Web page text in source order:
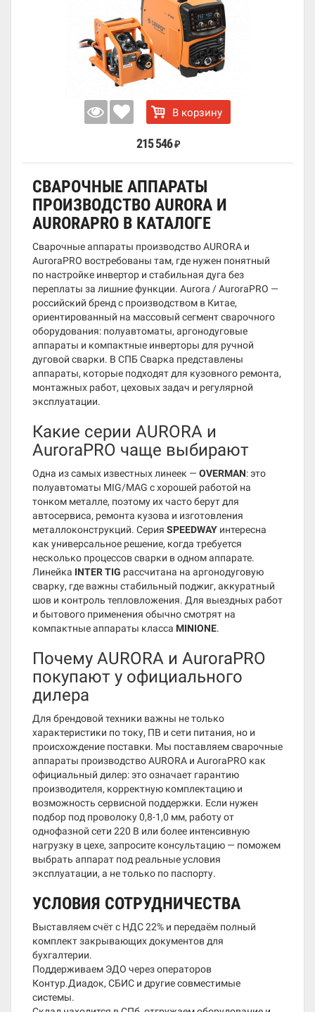
В корзину
215 546 ₽
СВАРОЧНЫЕ АППАРАТЫ
ПРОИЗВОДСТВО AURORA И
AURORAPRO В КАТАЛОГЕ
Сварочные аппараты производство AURORA и
AuroraPRO востребованы там, где нужен понятный
по настройке инвертор и стабильная дуга без
переплаты за лишние функции. Aurora / AuroraPRO —
российский бренд с производством в Китае,
ориентированный на массовый сегмент сварочного
оборудования: полуавтоматы, аргонодуговые
аппараты и компактные инверторы для ручной
дуговой сварки. В СПБ Сварка представлены
аппараты, которые подходят для кузовного ремонта,
монтажных работ, цеховых задач и регулярной
эксплуатации.
Какие серии AURORA и
AuroraPRO чаще выбирают
Одна из самых известных линеек — OVERMAN: это
полуавтоматы MIG/MAG с хорошей работой на
тонком металле, поэтому их часто берут для
автосервиса, ремонта кузова и изготовления
металлоконструкций. Серия SPEEDWAY интересна
как универсальное решение, когда требуется
несколько процессов сварки в одном аппарате.
Линейка INTER TIG рассчитана на аргонодуговую
сварку, где важны стабильный поджиг, аккуратный
шов и контроль тепловложения. Для выездных работ
и бытового применения обычно смотрят на
компактные аппараты класса MINIONE.
Почему AURORA и AuroraPRO
покупают у официального
дилера
Для брендовой техники важны не только
характеристики по току, ПВ и сети питания, но и
происхождение поставки. Мы поставляем сварочные
аппараты производство AURORA и AuroraPRO как
официальный дилер: это означает гарантию
производителя, корректную комплектацию и
возможность сервисной поддержки. Если нужен
подбор под проволоку 0,8-1,0 мм, работу от
однофазной сети 220 В или более интенсивную
нагрузку в цехе, запросите консультацию — поможем
выбрать аппарат под реальные условия
эксплуатации, а не только по паспорту.
УСЛОВИЯ СОТРУДНИЧЕСТВА
Выставляем счёт с НДС 22% и передаём полный
комплект закрывающих документов для
бухгалтерии.
Поддерживаем ЭДО через операторов
Контур.Диадок, СБИС и другие совместимые
системы.